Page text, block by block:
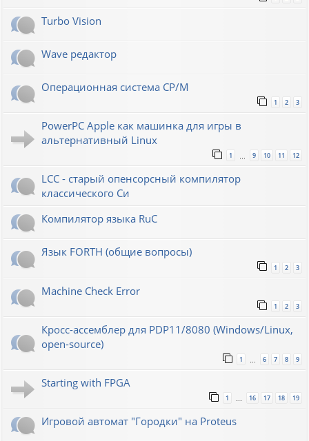
Turbo Vision
Wave редактор
Операционная система CP/M
1 2 3
PowerPC Apple как машинка для игры в
альтернативный Linux
1 … 9 10 11 12
LCC - старый опенсорсный компилятор
классического Си
Компилятор языка RuC
Язык FORTH (общие вопросы)
1 2 3
Machine Check Error
1 2 3
Кросс-ассемблер для PDP11/8080 (Windows/Linux,
open-source)
1 6 7 8 9
Starting with FPGA
1 16 17 18 19
Игровой автомат "Городки" на Proteus